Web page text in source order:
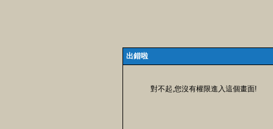
出錯啦
對不起,您沒有權限進入這個畫面!